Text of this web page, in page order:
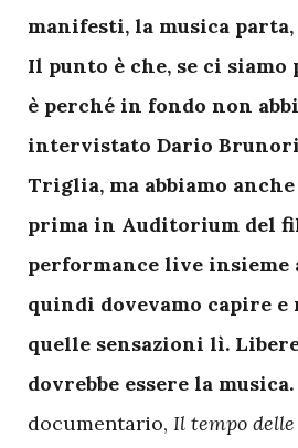
manifesti, la musica
Il punto è che, se ci siamo
è perché in fondo non
intervistato Dario Brunori
Triglia, ma abbiamo
prima in Auditorium del
performance live insieme
quindi dovevamo capire e
quelle sensazioni lì.
dovrebbe essere la musica.
documentario, Il tempo